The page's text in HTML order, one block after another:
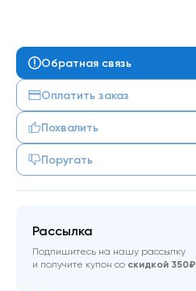
Обратная связь
Оплатить заказ
Похвалить
Поругать
Рассылка
Подпишитесь на нашу рассылку
и получите купон со скидкой 350₽